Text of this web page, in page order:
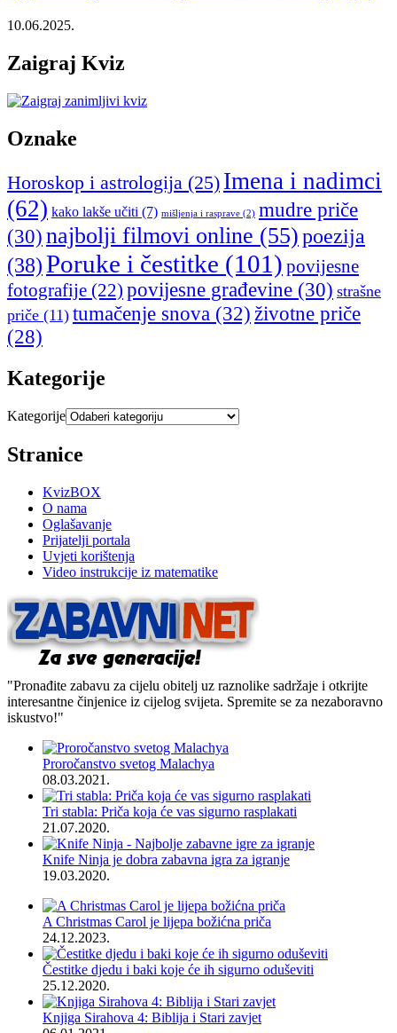
10.06.2025.
Zaigraj Kviz
Oznake
Horoskop i astrologija (25) Imena i nadimci
(62) kako lakše učiti (7) mišljenja i rasprave (2) mudre priče
(30) najbolji filmovi online (55)poezija
(38)Poruke i čestitke (101) povijesne
fotografije (22) povijesne građevine (30) strašne
priče (11) tumačenje snova (32) životne priče
(28)
Kategorije
Kategorije
Stranice
KvizBOX
O nama
Oglašavanje
Prijatelji portala
Uvjeti korištenja
Video instrukcije iz matematike
"Pronađite zabavu za cijelu obitelj uz raznolike sadržaje i otkrijte
interesantne činjenice iz cijelog svijeta. Spremite se za nezaboravno
iskustvo!"
Proročanstvo svetog Malachya
08.03.2021.
Tri stabla: Priča koja će vas sigurno rasplakati
21.07.2020.
Knife Ninja je dobra zabavna igra za igranje
19.03.2020.
A Christmas Carol je lijepa božićna priča
24.12.2023.
Čestitke djedu i baki koje će ih sigurno oduševiti
25.12.2020.
Knjiga Sirahova 4: Biblija i Stari zavjet